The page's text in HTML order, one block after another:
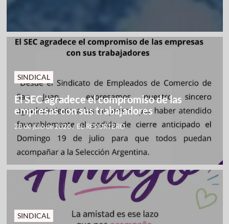
SINDICAL
El SEC agradece el compromiso de las
empresas con sus trabajadores
28 de julio de 2026/ EL REPORTERO
SINDICAL